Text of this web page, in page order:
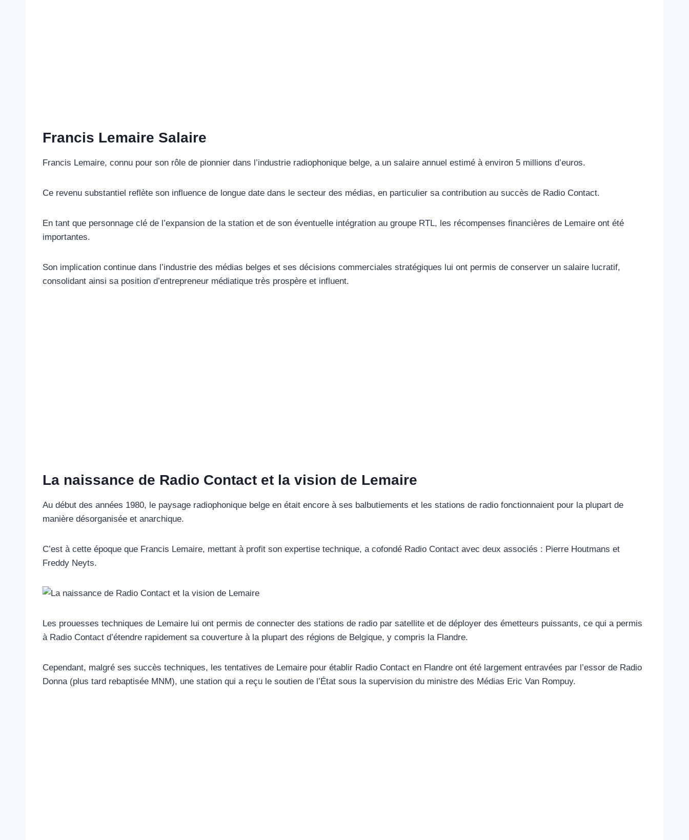
Francis Lemaire Salaire
Francis Lemaire, connu pour son rôle de pionnier dans l’industrie radiophonique belge, a un salaire annuel estimé à environ 5 millions d’euros.
Ce revenu substantiel reflète son influence de longue date dans le secteur des médias, en particulier sa contribution au succès de Radio Contact.
En tant que personnage clé de l’expansion de la station et de son éventuelle intégration au groupe RTL, les récompenses financières de Lemaire ont été
importantes.
Son implication continue dans l’industrie des médias belges et ses décisions commerciales stratégiques lui ont permis de conserver un salaire lucratif,
consolidant ainsi sa position d’entrepreneur médiatique très prospère et influent.
La naissance de Radio Contact et la vision de Lemaire
Au début des années 1980, le paysage radiophonique belge en était encore à ses balbutiements et les stations de radio fonctionnaient pour la plupart de
manière désorganisée et anarchique.
C’est à cette époque que Francis Lemaire, mettant à profit son expertise technique, a cofondé Radio Contact avec deux associés : Pierre Houtmans et
Freddy Neyts.
Les prouesses techniques de Lemaire lui ont permis de connecter des stations de radio par satellite et de déployer des émetteurs puissants, ce qui a permis
à Radio Contact d’étendre rapidement sa couverture à la plupart des régions de Belgique, y compris la Flandre.
Cependant, malgré ses succès techniques, les tentatives de Lemaire pour établir Radio Contact en Flandre ont été largement entravées par l’essor de Radio
Donna (plus tard rebaptisée MNM), une station qui a reçu le soutien de l’État sous la supervision du ministre des Médias Eric Van Rompuy.